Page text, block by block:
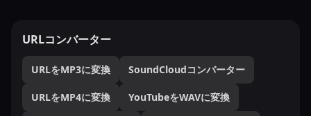
URLコンバーター
URLをMP3に変換 SoundCloudコンバーター
URLをMP4に変換 YouTubeをWAVに変換